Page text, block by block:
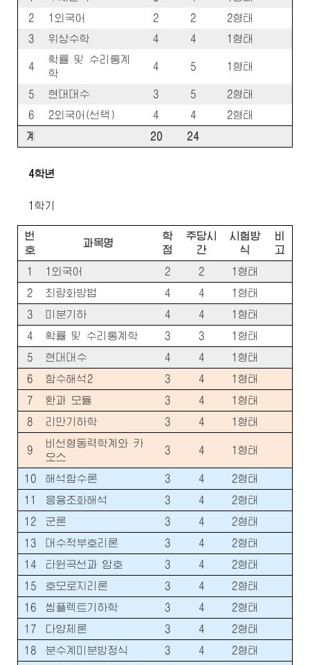
2
1외국어 2 2
2형태
3
위상수학 4 4 1형태
4
확률 및 수리통계
학
4 5 1형태
5 현대대수 3 5
2형태
6
2외국어(선택) 4 4 2형태
계 20 24
4학년
1학기
번
호
과목명
학
점
주당시
간
시험방
식
비
고
1 1외국어 2 2 1형태
2 최량화방법 4 4 1형태
3 미분기하 4 4 1형태
4 확률 및 수리통계학 3 3 1형태
5 현대대수 4 4 1형태
6 함수해석2 3 4 1형태
7 환과 모듈 3 4 1형태
8 리만기하학 3 4 1형태
9
비선형동력학계와 카
오스
3 4 1형태
10 해석함수론 3 4 2형태
11 응용조화해석 3 4 2형태
12 군론 3 4 2형태
13 대수적부호리론 3 4 2형태
14 타원곡선과 암호 3 4 2형태
15 호모로지리론 3 4 2형태
16 씸플렉트기하학 3 4 2형태
17 다양체론 3 4 2형태
18 분수계미분방정식 3 4 2형태